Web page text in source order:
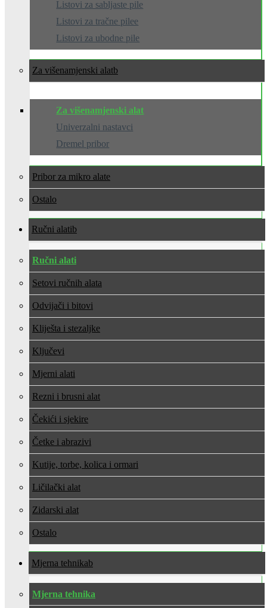
Listovi za sabljaste pile
Listovi za tračne pilee
Listovi za ubodne pile
Za višenamjenski alat
Za višenamjenski alat
Univerzalni nastavci
Dremel pribor
Pribor za mikro alate
Ostalo
Ručni alati
Ručni alati
Setovi ručnih alata
Odvijači i bitovi
Kliješta i stezaljke
Ključevi
Mjerni alati
Rezni i brusni alat
Čekići i sjekire
Četke i abrazivi
Kutije, torbe, kolica i ormari
Ličilački alat
Zidarski alat
Ostalo
Mjerna tehnika
Mjerna tehnika